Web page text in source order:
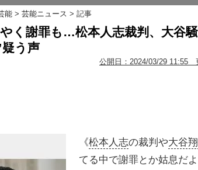
能 芸能ニュース 記事
く謝罪も…松本人志裁判、大谷
う声
公開日： 2024/03/29 11:55
《松本人志の裁判や大谷
てる中で謝罪とか姑息だ